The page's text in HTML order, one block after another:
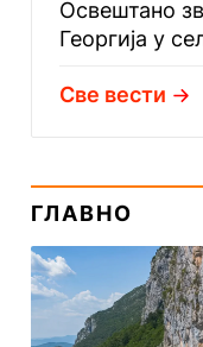
Освештано
Георгија у
Све вести
ГЛАВНО